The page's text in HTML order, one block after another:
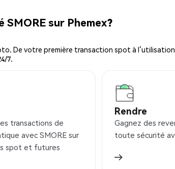
sur Phemex?
De votre première transaction spot à
7.
transactions de
avec SMORE sur
spot et futures
Rendre
Gagnez des
toute sécurité